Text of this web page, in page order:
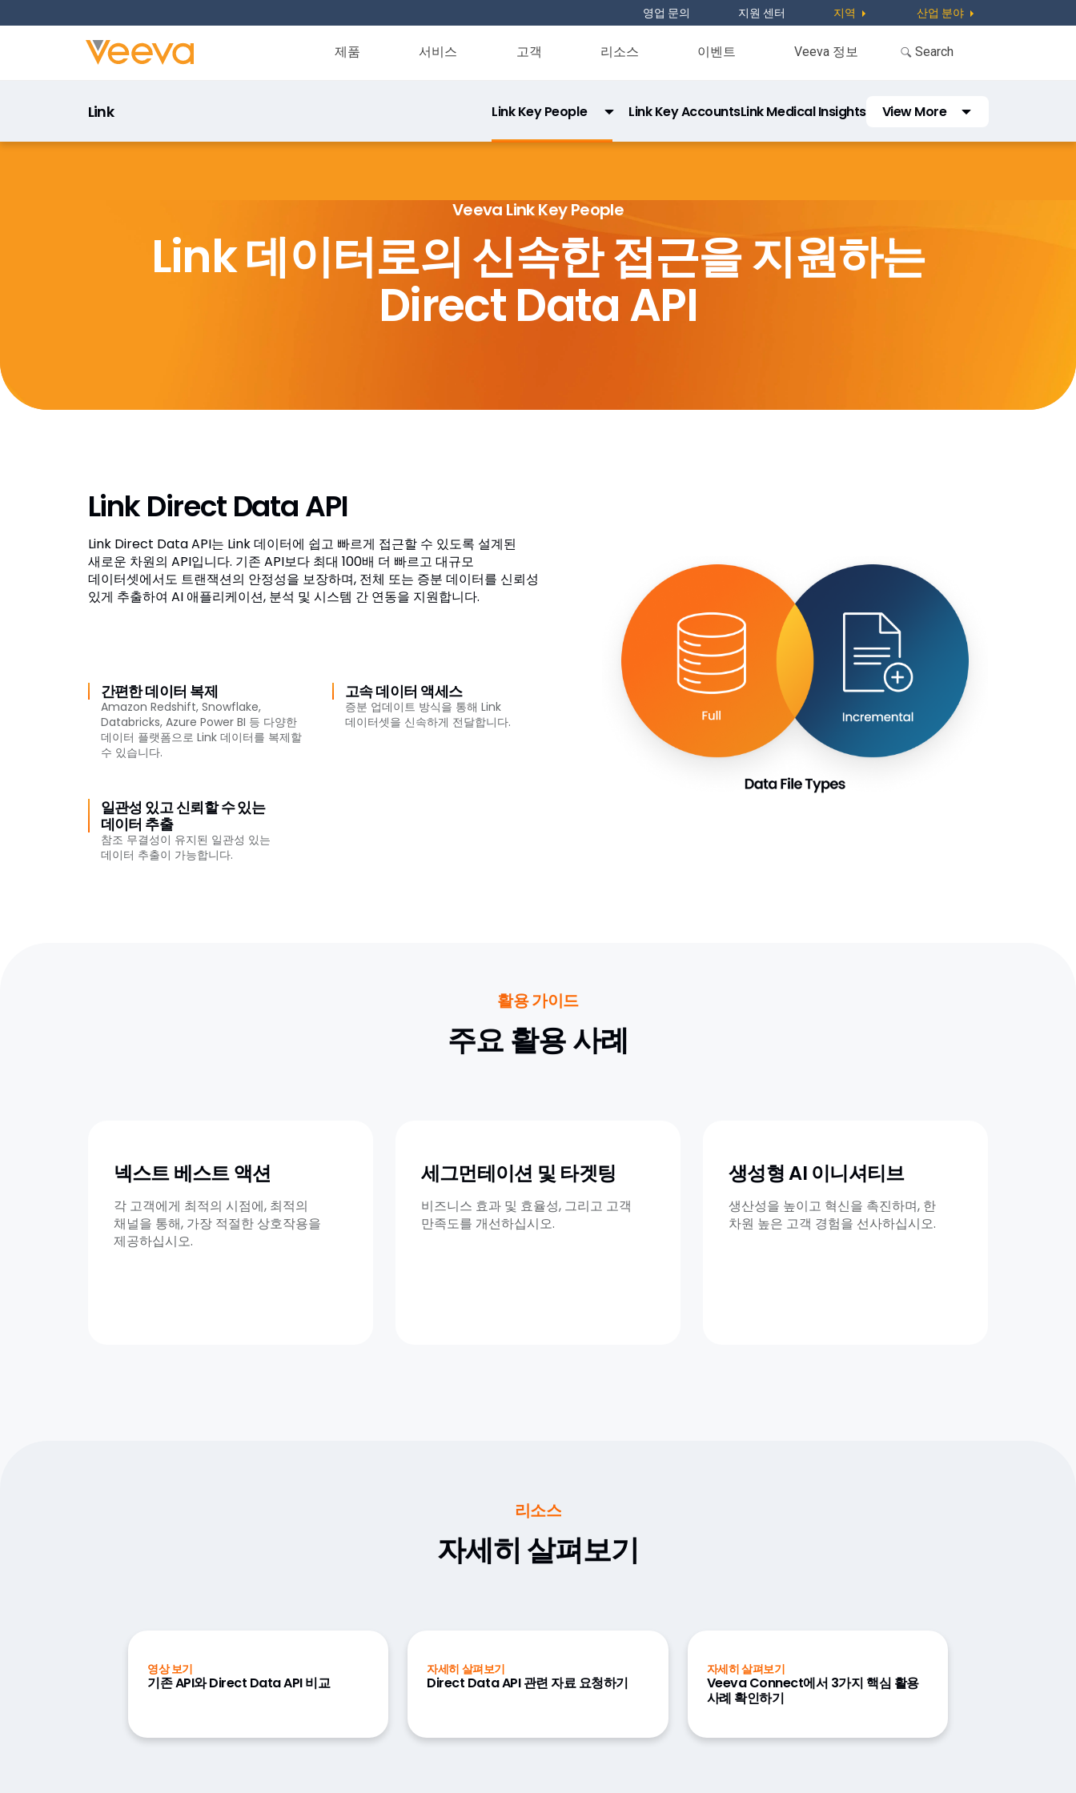
영업 문의 지원 센터 지역 산업 분야
제품 서비스 고객 리소스 이벤트 Veeva 정보
Link
Link Key People
Link Direct Data API
Link Key AccountsLink Medical Insights
View More
Link Workflow
Veeva Link Key People
Link 데이터로의 신속한 접근을 지원하는
Direct Data API
Link Direct Data API
Link Direct Data API는 Link 데이터에 쉽고 빠르게 접근할 수 있도록 설계된
새로운 차원의 API입니다. 기존 API보다 최대 100배 더 빠르고 대규모
데이터셋에서도 트랜잭션의 안정성을 보장하며, 전체 또는 증분 데이터를 신뢰성
있게 추출하여 AI 애플리케이션, 분석 및 시스템 간 연동을 지원합니다.
간편한 데이터 복제
Amazon Redshift, Snowflake,
Databricks, Azure Power BI 등 다양한
데이터 플랫폼으로 Link 데이터를 복제할
수 있습니다.
고속 데이터 액세스
증분 업데이트 방식을 통해 Link
데이터셋을 신속하게 전달합니다.
일관성 있고 신뢰할 수 있는
데이터 추출
참조 무결성이 유지된 일관성 있는
데이터 추출이 가능합니다.
활용 가이드
주요 활용 사례
넥스트 베스트 액션
각 고객에게 최적의 시점에, 최적의
채널을 통해, 가장 적절한 상호작용을
제공하십시오.
세그먼테이션 및 타겟팅
비즈니스 효과 및 효율성, 그리고 고객
만족도를 개선하십시오.
생성형 AI 이니셔티브
생산성을 높이고 혁신을 촉진하며, 한
차원 높은 고객 경험을 선사하십시오.
리소스
자세히 살펴보기
영상 보기
기존 API와 Direct Data API 비교
자세히 살펴보기
Direct Data API 관련 자료 요청하기
자세히 살펴보기
Veeva Connect에서 3가지 핵심 활용
사례 확인하기